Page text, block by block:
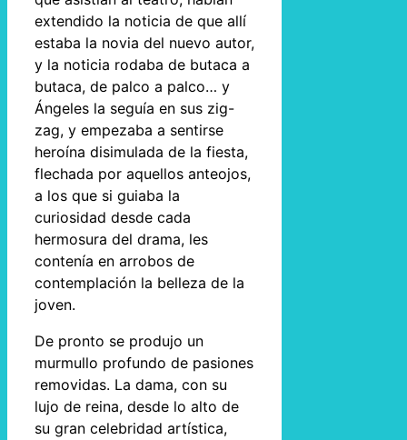
extendido la noticia de que allí
estaba la novia del nuevo autor,
y la noticia rodaba de butaca a
butaca, de palco a palco… y
Ángeles la seguía en sus zig-
zag, y empezaba a sentirse
heroína disimulada de la fiesta,
flechada por aquellos anteojos,
a los que si guiaba la
curiosidad desde cada
hermosura del drama, les
contenía en arrobos de
contemplación la belleza de la
joven.
De pronto se produjo un
murmullo profundo de pasiones
removidas. La dama, con su
lujo de reina, desde lo alto de
su gran celebridad artística,